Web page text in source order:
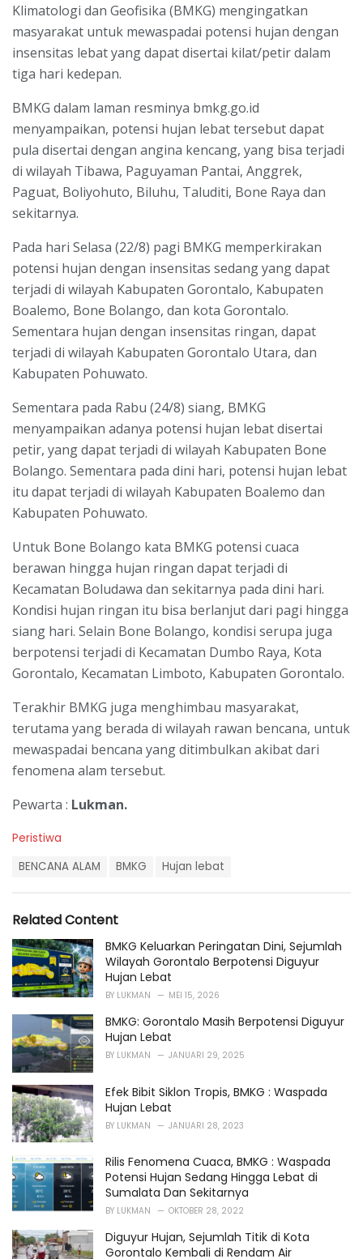
Klimatologi dan Geofisika (BMKG) mengingatkan
masyarakat untuk mewaspadai potensi hujan dengan
insensitas lebat yang dapat disertai kilat/petir dalam
tiga hari kedepan.
BMKG dalam laman resminya bmkg.go.id
menyampaikan, potensi hujan lebat tersebut dapat
pula disertai dengan angina kencang, yang bisa terjadi
di wilayah Tibawa, Paguyaman Pantai, Anggrek,
Paguat, Boliyohuto, Biluhu, Taluditi, Bone Raya dan
sekitarnya.
Pada hari Selasa (22/8) pagi BMKG memperkirakan
potensi hujan dengan insensitas sedang yang dapat
terjadi di wilayah Kabupaten Gorontalo, Kabupaten
Boalemo, Bone Bolango, dan kota Gorontalo.
Sementara hujan dengan insensitas ringan, dapat
terjadi di wilayah Kabupaten Gorontalo Utara, dan
Kabupaten Pohuwato.
Sementara pada Rabu (24/8) siang, BMKG
menyampaikan adanya potensi hujan lebat disertai
petir, yang dapat terjadi di wilayah Kabupaten Bone
Bolango. Sementara pada dini hari, potensi hujan lebat
itu dapat terjadi di wilayah Kabupaten Boalemo dan
Kabupaten Pohuwato.
Untuk Bone Bolango kata BMKG potensi cuaca
berawan hingga hujan ringan dapat terjadi di
Kecamatan Boludawa dan sekitarnya pada dini hari.
Kondisi hujan ringan itu bisa berlanjut dari pagi hingga
siang hari. Selain Bone Bolango, kondisi serupa juga
berpotensi terjadi di Kecamatan Dumbo Raya, Kota
Gorontalo, Kecamatan Limboto, Kabupaten Gorontalo.
Terakhir BMKG juga menghimbau masyarakat,
terutama yang berada di wilayah rawan bencana, untuk
mewaspadai bencana yang ditimbulkan akibat dari
fenomena alam tersebut.
Pewarta : Lukman.
C
r
i
e
s
:
Peristiwa
:
BENCANA ALAM BMKG Hujan lebat
Related Content
BMKG Keluarkan Peringatan Dini, Sejumlah
Wilayah Gorontalo Berpotensi Diguyur
Hujan Lebat
BY LUKMAN MEI 15, 2026
BMKG: Gorontalo Masih Berpotensi Diguyur
Hujan Lebat
BY LUKMAN JANUARI 29, 2025
Efek Bibit Siklon Tropis, BMKG : Waspada
Hujan Lebat
BY LUKMAN JANUARI 28, 2023
Rilis Fenomena Cuaca, BMKG : Waspada
Potensi Hujan Sedang Hingga Lebat di
Sumalata Dan Sekitarnya
BY LUKMAN OKTOBER 28, 2022
Diguyur Hujan, Sejumlah Titik di Kota
Gorontalo Kembali di Rendam Air